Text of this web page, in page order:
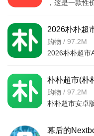
2026朴朴超
最新版
购物 / 97.2M
朴朴超市(朴
v6.2.2安卓版
购物 / 97.2M
幕后的